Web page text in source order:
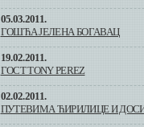
05.03.2011.
ГОШЋА ЈЕЛЕНА БОГАВАЦ
19.02.2011.
ГОСТ TONY PEREZ
02.02.2011.
ПУТЕВИМА ЋИРИЛИЦЕ И